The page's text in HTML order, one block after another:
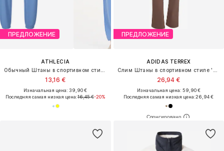
ПРЕДЛОЖЕНИЕ
ATHLECIA
13,16 €
Изначальная цена: 39,90 €
Последняя самая низкая цена:16,45 €-20%
ПРЕДЛОЖЕНИЕ
ADIDAS TERREX
26,94 €
Изначальная цена: 59,90 €
Последняя самая низкая цена:26,94 €